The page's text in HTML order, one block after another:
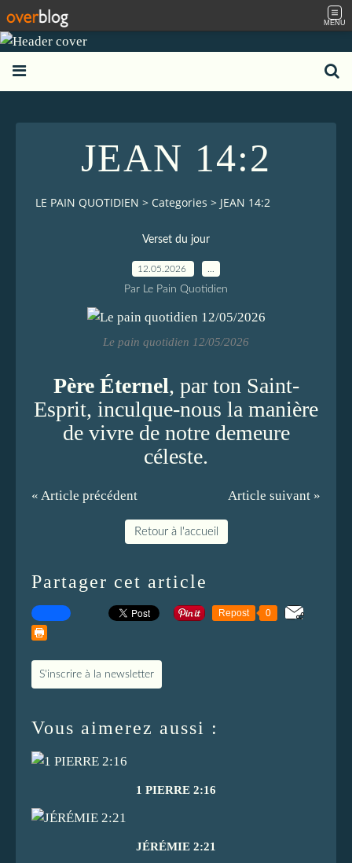
MENU
JEAN 14:2
LE PAIN QUOTIDIEN > Categories > JEAN 14:2
Verset du jour
12.05.2026
Par Le Pain Quotidien
Le pain quotidien 12/05/2026
Père Éternel, par ton Saint-
Esprit, inculque-nous la manière
de vivre de notre demeure
céleste.
« Article précédent Article suivant »
Retour à l'accueil
Partager cet article
Repost 0
S'inscrire à la newsletter
Vous aimerez aussi :
1 PIERRE 2:16
JÉRÉMIE 2:21